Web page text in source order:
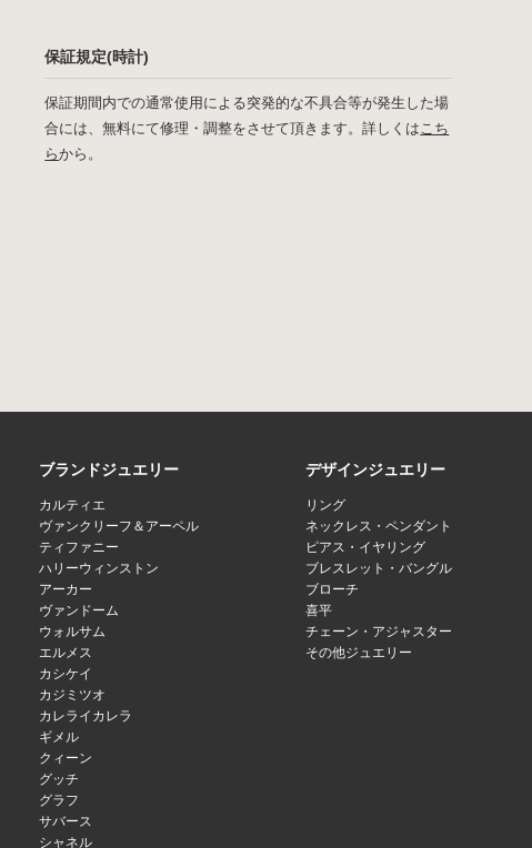
保証規定(時計)
保証期間内での通常使用による突発的な不具合等が発生した場
合には、無料にて修理・調整をさせて頂きます。詳しくはこち
らから。
ブランドジュエリー
カルティエ
ヴァンクリーフ＆アーペル
ティファニー
ハリーウィンストン
アーカー
ヴァンドーム
ウォルサム
エルメス
カシケイ
カジミツオ
カレライカレラ
ギメル
クィーン
グッチ
グラフ
サバース
シャネル
デザインジュエリー
リング
ネックレス・ペンダント
ピアス・イヤリング
ブレスレット・バングル
ブローチ
喜平
チェーン・アジャスター
その他ジュエリー